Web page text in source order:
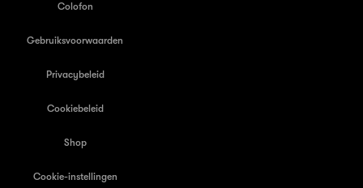
Colofon
Gebruiksvoorwaarden
Privacybeleid
Cookiebeleid
Shop
Cookie-instellingen